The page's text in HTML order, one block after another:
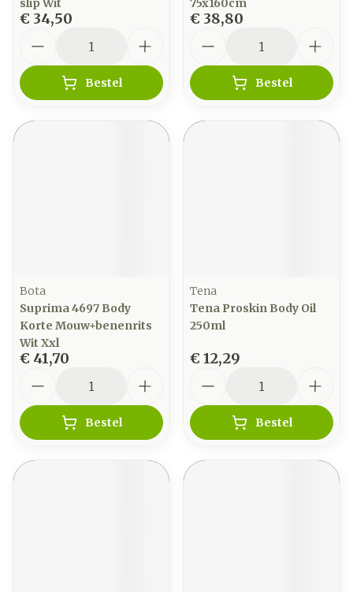
slip Wit
€ 34,50
Bestel
75x160cm
€ 38,80
Bestel
Bota
Suprima 4697 Body
Korte Mouw+benenrits
Wit Xxl
€ 41,70
Bestel
Tena
Tena Proskin Body Oil
250ml
€ 12,29
Bestel